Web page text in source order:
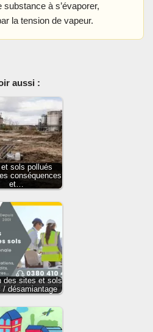
substance à s’évaporer,
la tension de vapeur.
aussi :
sols pollués
conséquences
et…
des sites et sols
/ désamiantage